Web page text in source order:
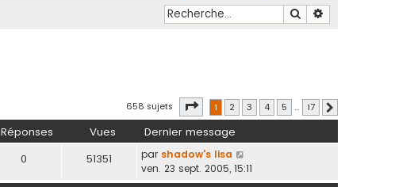
Rechercher
658 sujets Page sur 17
1 2 3 4 5 … 17
Réponses Vues Dernier message
0 51351 par shadow's lisa
ven. 23 sept. 2005, 15:11